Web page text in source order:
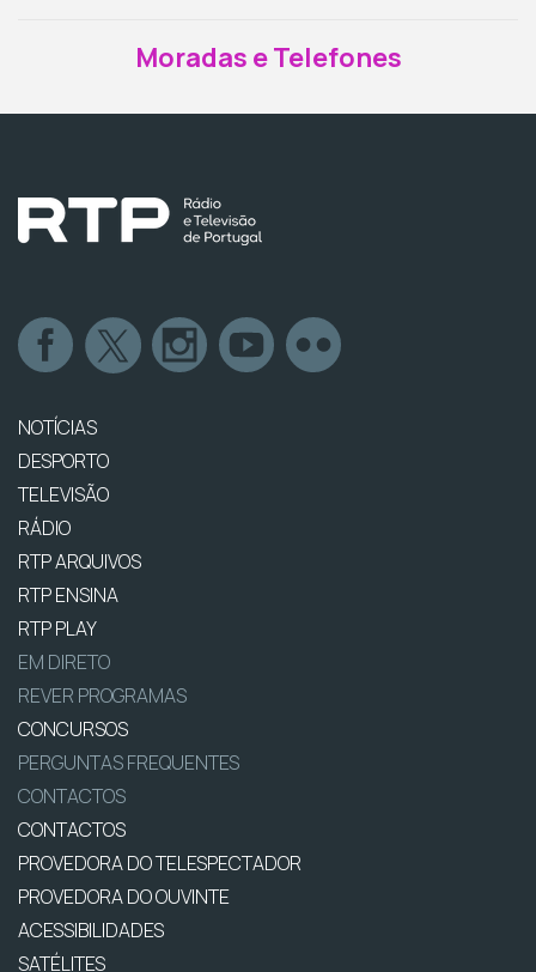
Moradas e Telefones
NOTÍCIAS
DESPORTO
TELEVISÃO
RÁDIO
RTP ARQUIVOS
RTP ENSINA
RTP PLAY
EM DIRETO
REVER PROGRAMAS
CONCURSOS
PERGUNTAS FREQUENTES
CONTACTOS
CONTACTOS
PROVEDORA DO TELESPECTADOR
PROVEDORA DO OUVINTE
ACESSIBILIDADES
SATÉLITES